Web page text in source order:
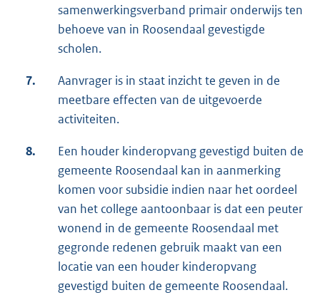
samenwerkingsverband primair onderwijs ten
behoeve van in Roosendaal gevestigde
scholen.
7.
Aanvrager is in staat inzicht te geven in de
meetbare effecten van de uitgevoerde
activiteiten.
8.
Een houder kinderopvang gevestigd buiten de
gemeente Roosendaal kan in aanmerking
komen voor subsidie indien naar het oordeel
van het college aantoonbaar is dat een peuter
wonend in de gemeente Roosendaal met
gegronde redenen gebruik maakt van een
locatie van een houder kinderopvang
gevestigd buiten de gemeente Roosendaal.